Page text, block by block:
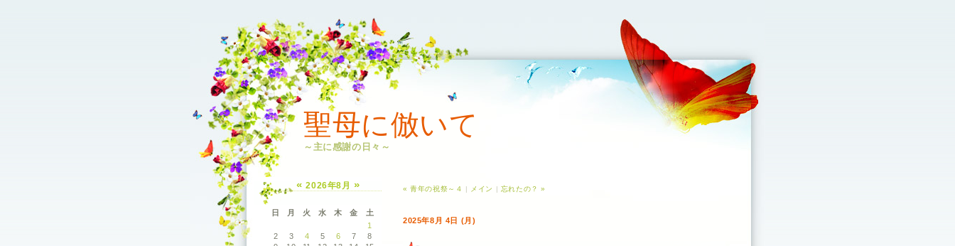
聖母に倣いて
～主に感謝の日々～
«2026年8月 »
日 月 火 水 木 金
土
1
2
3 4 5 6 7
8
« 青年の祝祭～４ | メイン | 忘れたの？ »
2025年8月 4日 (月)